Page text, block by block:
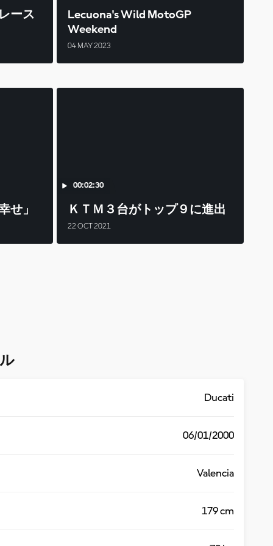
ース
Lecuona's Wild MotoGP
Weekend
04 MAY 2023
せ」
00:02:30
ＫＴＭ３台がトップ９に進出
22 OCT 2021
Ducati
06/01/2000
Valencia
179 cm